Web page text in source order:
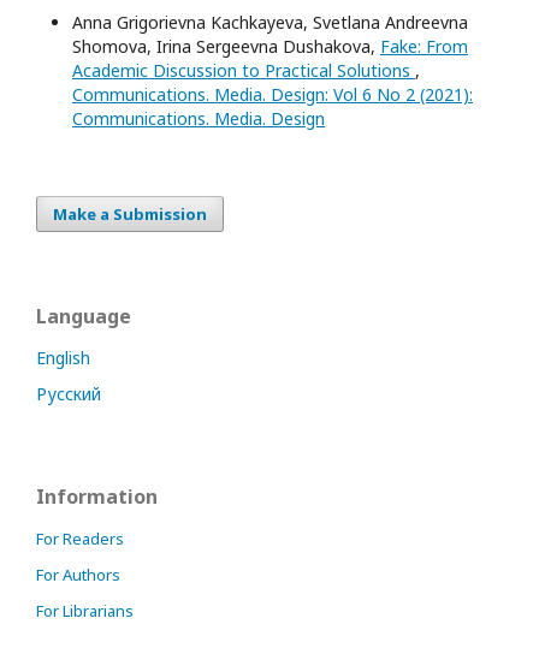
Anna Grigorievna Kachkayeva, Svetlana Andreevna
Shomova, Irina Sergeevna Dushakova, Fake: From
Academic Discussion to Practical Solutions ,
Communications. Media. Design: Vol 6 No 2 (2021):
Communications. Media. Design
Make a Submission
Language
English
Русский
Information
For Readers
For Authors
For Librarians